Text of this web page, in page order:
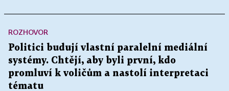
ROZHOVOR
Politici budují vlastní paralelní mediální
systémy. Chtějí, aby byli první, kdo
promluví k voličům a nastolí interpretaci
tématu